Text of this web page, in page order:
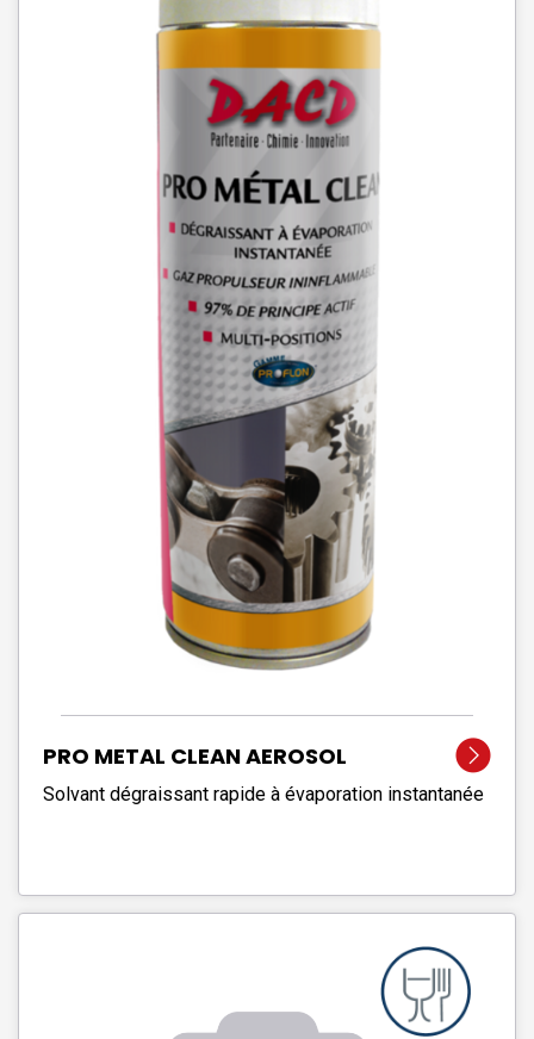
PRO METAL CLEAN AEROSOL
Solvant dégraissant rapide à évaporation instantanée